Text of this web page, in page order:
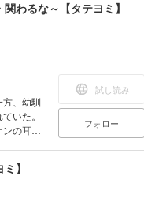
わるな～【タテヨミ】
、幼馴
いた。
の耳兜
ったか
人間不
試し読み
フォロー
】